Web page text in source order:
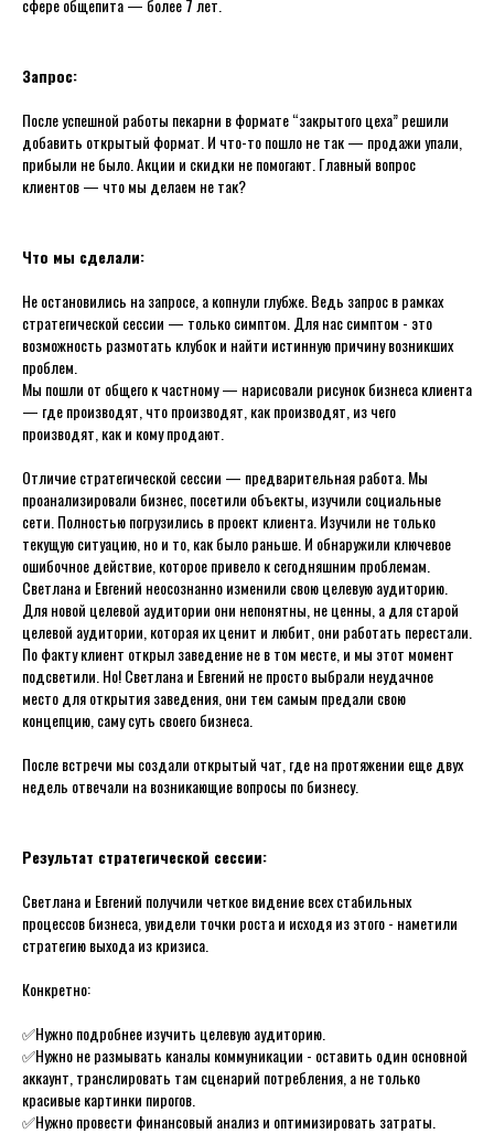
Запрос:
После успешной работы пекарни в формате “закрытого цеха” решили
добавить открытый формат. И что-то пошло не так — продажи упали,
прибыли не было. Акции и скидки не помогают. Главный вопрос
клиентов — что мы делаем не так?
Что мы сделали:
Не остановились на запросе, а копнули глубже. Ведь запрос в рамках
стратегической сессии — только симптом. Для нас симптом - это
возможность размотать клубок и найти истинную причину возникших
проблем.
Мы пошли от общего к частному — нарисовали рисунок бизнеса клиента
— где производят, что производят, как производят, из чего
производят, как и кому продают.
Отличие стратегической сессии — предварительная работа. Мы
проанализировали бизнес, посетили объекты, изучили социальные
сети. Полностью погрузились в проект клиента. Изучили не только
текущую ситуацию, но и то, как было раньше. И обнаружили ключевое
ошибочное действие, которое привело к сегодняшним проблемам.
Светлана и Евгений неосознанно изменили свою целевую аудиторию.
Для новой целевой аудитории они непонятны, не ценны, а для старой
целевой аудитории, которая их ценит и любит, они работать перестали.
По факту клиент открыл заведение не в том месте, и мы этот момент
подсветили. Но! Светлана и Евгений не просто выбрали неудачное
место для открытия заведения, они тем самым предали свою
концепцию, саму суть своего бизнеса.
После встречи мы создали открытый чат, где на протяжении еще двух
недель отвечали на возникающие вопросы по бизнесу.
Результат стратегической сессии:
Светлана и Евгений получили четкое видение всех стабильных
процессов бизнеса, увидели точки роста и исходя из этого - наметили
стратегию выхода из кризиса.
Конкретно:
✅Нужно подробнее изучить целевую аудиторию.
✅Нужно не размывать каналы коммуникации - оставить один основной
аккаунт, транслировать там сценарий потребления, а не только
красивые картинки пирогов.
✅Нужно провести финансовый анализ и оптимизировать затраты.